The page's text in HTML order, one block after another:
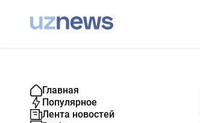
Главная
Популярное
Лента новостей